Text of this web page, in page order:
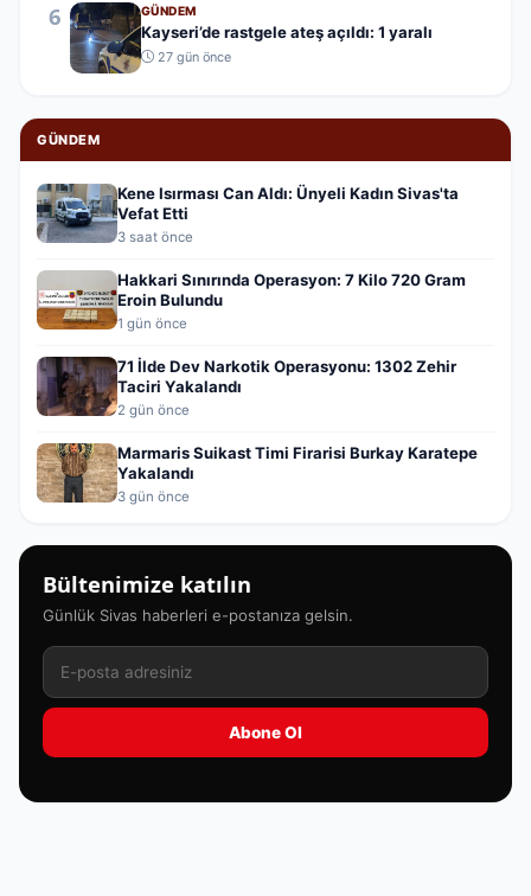
6 GÜNDEM
Kayseri’de rastgele ateş açıldı: 1 yaralı
27 gün önce
GÜNDEM
Kene Isırması Can Aldı: Ünyeli Kadın Sivas'ta
Vefat Etti
3 saat önce
Hakkari Sınırında Operasyon: 7 Kilo 720 Gram
Eroin Bulundu
1 gün önce
71 İlde Dev Narkotik Operasyonu: 1302 Zehir
Taciri Yakalandı
2 gün önce
Marmaris Suikast Timi Firarisi Burkay Karatepe
Yakalandı
3 gün önce
Bültenimize katılın
Günlük Sivas haberleri e-postanıza gelsin.
Abone Ol